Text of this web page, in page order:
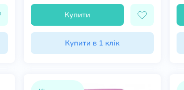
Купити
Купити в 1 клік